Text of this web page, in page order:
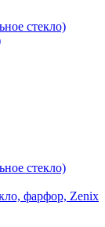
стекло)
стекло)
фарфор, Zenix